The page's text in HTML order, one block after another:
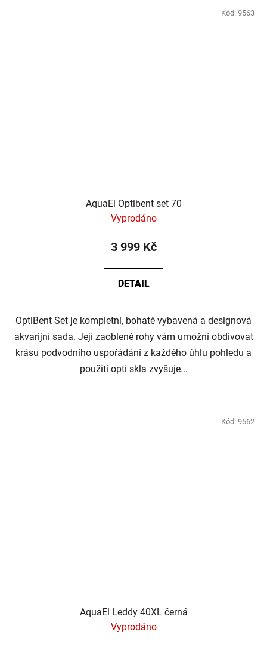
AquaEl Optibent set 70
Vyprodáno
3 999 Kč
DETAIL
OptiBent Set je kompletní, bohatě vybavená a designová
akvarijní sada. Její zaoblené rohy vám umožní obdivovat
krásu podvodního uspořádání z každého úhlu pohledu a
použití opti skla zvyšuje...
Kód: 9563
AquaEl Leddy 40XL černá
Vyprodáno
Kód: 9562